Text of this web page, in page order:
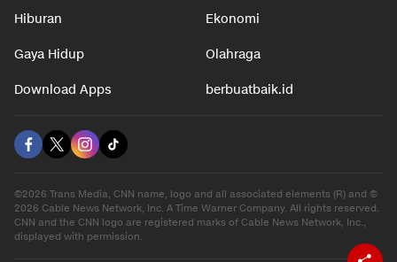
Hiburan Ekonomi
Gaya Hidup Olahraga
Download Apps berbuatbaik.id
©2026 Trans Media, CNN name, logo and all associated elements (R) and ©
2026 Cable News Network, Inc. A Time Warner Company. All rights reserved.
CNN and the CNN logo are registered marks of Cable News Network, Inc.,
displayed with permission.